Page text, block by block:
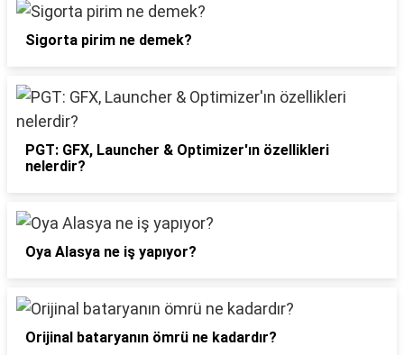
Sigorta pirim ne demek?
PGT: GFX, Launcher & Optimizer'ın özellikleri
nelerdir?
Oya Alasya ne iş yapıyor?
Orijinal bataryanın ömrü ne kadardır?